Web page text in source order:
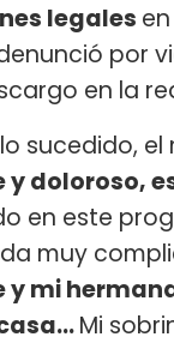
legales
por
en la
sucedido,
y doloroso,
en este
muy
y mi
Mi